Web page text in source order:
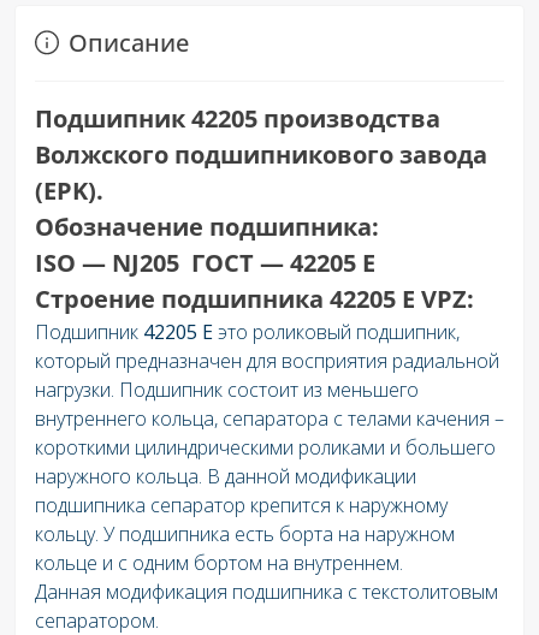
Описание
Подшипник 42205 производства
Волжского подшипникового завода
(EPK).
Обозначение подшипника:
ISO — NJ205 ГОСТ — 42205 E
Строение подшипника 42205 E VPZ:
Подшипник 42205 Eэто роликовый подшипник,
который предназначен для восприятия радиальной
нагрузки. Подшипник состоит из меньшего
внутреннего кольца, сепаратора с телами качения –
короткими цилиндрическими роликами и большего
наружного кольца. В данной модификации
подшипника сепаратор крепится к наружному
кольцу. У подшипника есть борта на наружном
кольце и с одним бортом на внутреннем.
Данная модификация подшипника с текстолитовым
сепаратором.